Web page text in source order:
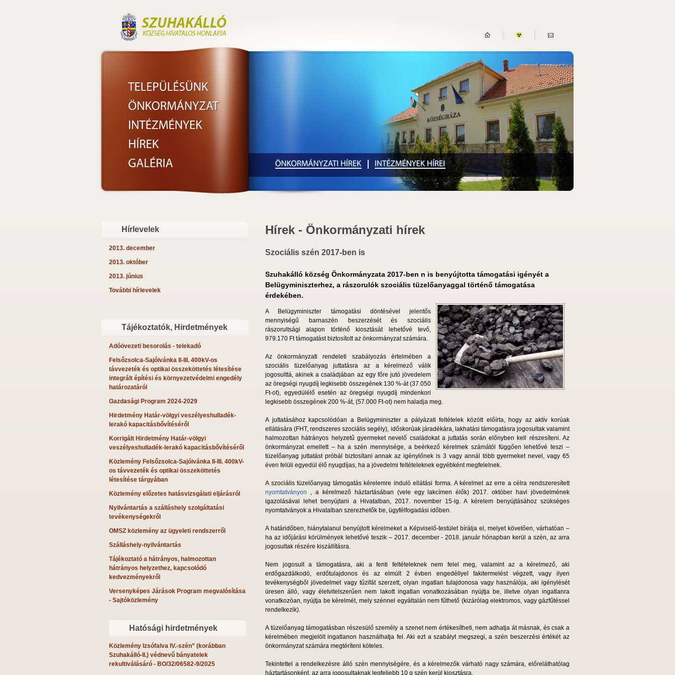
Hírlevelek
2013. december
2013. október
2013. június
További hírlevelek
Tájékoztatók, Hirdetmények
Adóövezeti besorolás - telekadó
Felsőzsolca-Sajóivánka II-III. 400kV-os
távvezeték és optikai összeköttetés létesítése
integrált építési és környezetvédelmi engedély
határozatáról
Gazdasági Program 2024-2029
Hirdetmény Határ-völgyi veszélyeshulladék-
lerakó kapacitásbővítéséről
Korrigált Hirdetmény Határ-völgyi
veszélyeshulladék-lerakó kapacitásbővítéséről
Közlemény Felsőzsolca-Sajóivánka II-III. 400kV-
os távvezeték és optikai összeköttetés
létesítése tárgyában
Közlemény előzetes hatásvizsgálati eljárásról
Nyilvántartás a szálláshely szolgáltatási
tevékenységekről
OMSZ közlemény az ügyeleti rendszerről
Szálláshely-nyilvántartás
Tájékoztató a hátrányos, halmozottan
hátrányos helyzethez, kapcsolódó
kedvezményekről
Versenyképes Járások Program megvalósítása
- Sajtóközlemény
Hatósági hirdetmények
Közlemény Izsófalva IV.-szén” (korábban
Szuhakálló-II.) védnevű bányatelek
rekultiválásáró - BO/32/06582-9/2025
Hírek - Önkormányzati hírek
Szociális szén 2017-ben is
Szuhakálló község Önkormányzata 2017-ben n is benyújtotta támogatási igényét a
Belügyminiszterhez, a rászorulók szociális tüzelőanyaggal történő támogatása
érdekében.
A Belügyminiszter támogatási döntésével jelentős
mennyiségű barnaszén beszerzését és szociális
rászorultsági alapon történő kiosztását lehetővé tevő,
979.170 Ft támogatást biztosított az önkormányzat számára.
Az önkormányzati rendeleti szabályozás értelmében a
szociális tüzelőanyag juttatásra az a kérelmező válik
jogosulttá, akinek a családjában az egy főre jutó jövedelem
az öregségi nyugdíj legkisebb összegének 130 %-át (37.050
Ft-ot), egyedülélő esetén az öregségi nyugdíj mindenkori
legkisebb összegének 200 %-át, (57.000 Ft-ot) nem haladja meg.
A juttatásához kapcsolódóan a Belügyminiszter a pályázati feltételek között előírta, hogy az aktív korúak
ellátására (FHT, rendszeres szociális segély), időskorúak járadékára, lakhatási támogatásra jogosultak valamint
halmozottan hátrányos helyzetű gyermeket nevelő családokat a juttatás során előnyben kell részesíteni. Az
önkormányzat emellett – ha a szén mennyisége, a beérkező kérelmek számától függően lehetővé teszi –
tüzelőanyag juttatást próbál biztosítani annak az igénylőnek is 3 vagy annál több gyermeket nevel, vagy 65
éven felüli egyedül élő nyugdíjas, ha a jövedelmi feltételeknek egyébként megfelelnek.
A szociális tüzelőanyag támogatás kérelemre induló ellátási forma. A kérelmet az erre a célra rendszeresített
nyomtatványon
, a kérelmező háztartásában (vele egy lakcímen élők) 2017. október havi jövedelmének
igazolásával lehet benyújtani a Hivatalban, 2017. november 15-ig. A kérelem benyújtásához szükséges
nyomtatványok a Hivatalban szerezhetők be, ügyfélfogadási időben.
A határidőben, hiánytalanul benyújtott kérelmeket a Képviselő-testület bírálja el, melyet követően, várhatóan –
ha az időjárási körülmények lehetővé teszik – 2017. december - 2018. január hónapban kerül a szén, az arra
jogosultak részére kiszállításra.
Nem jogosult a támogatásra, aki a fenti feltételeknek nem felel meg, valamint az a kérelmező, aki
erdőgazdálkodó, erdőtulajdonos és az elmúlt 2 évben engedéllyel fakitermelést végzett, vagy ilyen
tevékenységből jövedelmet vagy tűzifát szerzett, olyan ingatlan tulajdonosa vagy használója, aki igénylését
üresen álló, vagy életvitelszerűen nem lakott ingatlan vonatkozásában nyújtja be, illetve olyan ingatlanra
vonatkozóan, nyújtja be kérelmét, mely szénnel egyáltalán nem fűthető (kizárólag elektromos, vagy gázfűtéssel
rendelkezik).
A tüzelőanyag támogatásban részesülő személy a szenet nem értékesítheti, nem adhatja át másnak, és csak a
kérelmében megjelölt ingatlanon használhatja fel. Aki ezt a szabályt megszegi, a szén beszerzési értékét az
önkormányzat számára megtéríteni köteles.
Tekintettel a rendelkezésre álló szén mennyiségére, és a kérelmezők várható nagy számára, előreláthatólag
háztartásonként, az arra jogosultaknak legfeljebb 10 q szén kerül kiosztásra.